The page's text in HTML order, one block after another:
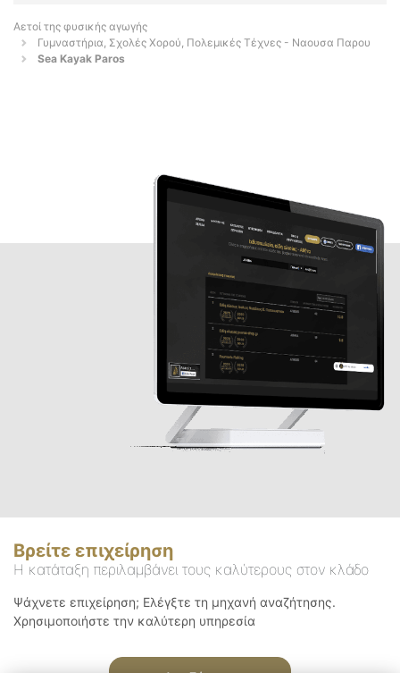
Αετοί της φυσικής αγωγής
Γυμναστήρια, Σχολές Χορού, Πολεμικές Τέχνες - Ναουσα Παρου
Sea Kayak Paros
Βρείτε επιχείρηση
Η κατάταξη περιλαμβάνει τους καλύτερους στον κλάδο
Ψάχνετε επιχείρηση; Ελέγξτε τη μηχανή αναζήτησης.
Χρησιμοποιήστε την καλύτερη υπηρεσία